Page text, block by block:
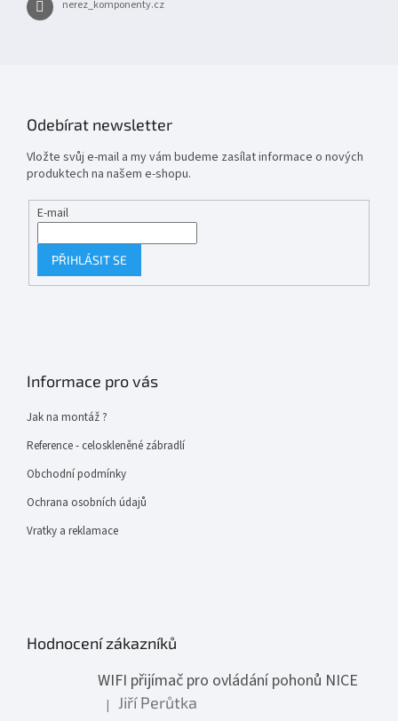
nerez_komponenty.cz
Odebírat newsletter
Vložte svůj e-mail a my vám budeme zasílat informace o nových
produktech na našem e-shopu.
E-mail
PŘIHLÁSIT SE
Informace pro vás
Jak na montáž ?
Reference - celoskleněné zábradlí
Obchodní podmínky
Ochrana osobních údajů
Vratky a reklamace
Hodnocení zákazníků
WIFI přijímač pro ovládání pohonů NICE
Hodnocení produktu je 1 z 5 hvězdiček.
| Jiří Perůtka